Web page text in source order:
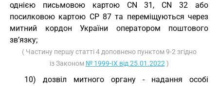
однією письмовою картою CN 31, CN 32 або
посилковою картою CP 87 та переміщуються через
митний кордон України оператором поштового
зв’язку;
( Частину першу статті 4 доповнено пунктом 9-2 згідно
із Законом № 1999-IX від 25.01.2022 )
10) дозвіл митного органу - надання особі